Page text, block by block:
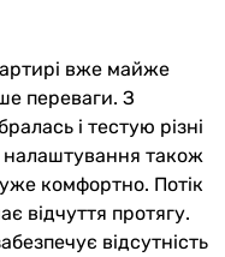
вже майже
переваги. З
і тестую різні
також
комфортно. Потік
відчуття протягу.
відсутність